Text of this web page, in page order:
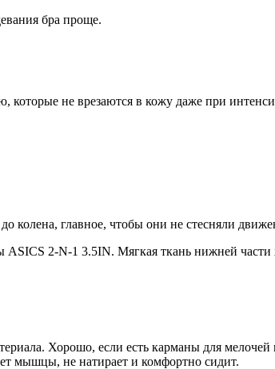
бра проще.
не врезаются в кожу даже при
колена, главное, чтобы они не стесняли
2-N-1 3.5IN. Мягкая ткань нижней части
Хорошо, если есть карманы для
мышцы, не натирает и комфортно сидит.